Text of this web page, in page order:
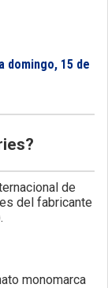
de
del fabricante
monomarca